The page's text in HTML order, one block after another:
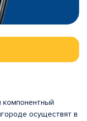
осуществят в